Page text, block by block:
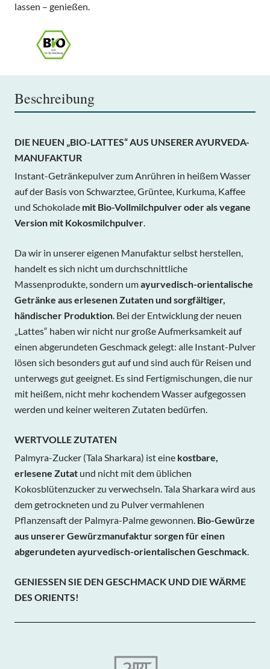
lassen – genießen.
Beschreibung
DIE NEUEN „BIO-LATTES“ AUS UNSERER AYURVEDA-
MANUFAKTUR
Instant-Getränkepulver zum Anrühren in heißem Wasser
auf der Basis von Schwarztee, Grüntee, Kurkuma, Kaffee
und Schokolade mit Bio-Vollmilchpulver oder als vegane
Version mit Kokosmilchpulver.
Da wir in unserer eigenen Manufaktur selbst herstellen,
handelt es sich nicht um durchschnittliche
Massenprodukte, sondern umayurvedisch-orientalische
Getränke aus erlesenen Zutaten und sorgfältiger,
händischer Produktion. Bei der Entwicklung der neuen
„Lattes“ haben wir nicht nur große Aufmerksamkeit auf
einen abgerundeten Geschmack gelegt: alle Instant-Pulver
lösen sich besonders gut auf und sind auch für Reisen und
unterwegs gut geeignet. Es sind Fertigmischungen, die nur
mit heißem, nicht mehr kochendem Wasser aufgegossen
werden und keiner weiteren Zutaten bedürfen.
WERTVOLLE ZUTATEN
Palmyra-Zucker (Tala Sharkara) ist eine kostbare,
erlesene Zutat und nicht mit dem üblichen
Kokosblütenzucker zu verwechseln. Tala Sharkara wird aus
dem getrockneten und zu Pulver vermahlenen
Pflanzensaft der Palmyra-Palme gewonnen. Bio-Gewürze
aus unserer Gewürzmanufaktur sorgen für einen
abgerundeten ayurvedisch-orientalischen Geschmack.
GENIESSEN SIE DEN GESCHMACK UND DIE WÄRME D
ES ORIENTS!